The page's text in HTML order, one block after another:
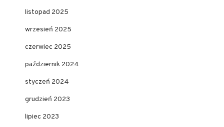
listopad 2025
wrzesień 2025
czerwiec 2025
październik 2024
styczeń 2024
grudzień 2023
lipiec 2023